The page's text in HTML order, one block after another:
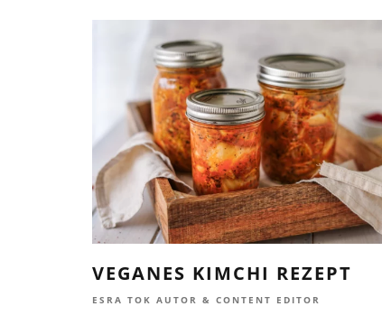
VEGANES KIMCHI REZEPT
ESRA TOK AUTOR & CONTENT EDITOR